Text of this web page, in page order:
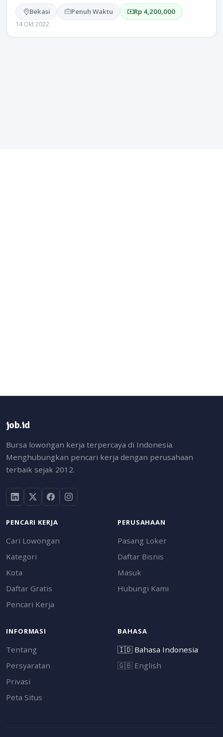
Bekasi Penuh Waktu Rp 4,200,000
14 Okt 2022
job.id
Bursa lowongan kerja terpercaya di Indonesia.
Menghubungkan pencari kerja dengan perusahaan
terbaik sejak 2012.
PENCARI KERJA
Cari Lowongan
Kategori
Kota
Daftar Gratis
Pencari Kerja
PERUSAHAAN
Pasang Loker
Daftar Bisnis
Masuk
Hubungi Kami
INFORMASI
Tentang
Persyaratan
Privasi
Peta Situs
BAHASA
🇮🇩Bahasa Indonesia
🇬🇧 English